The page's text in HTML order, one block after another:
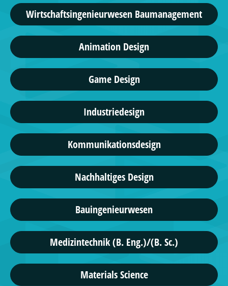
Wirtschaftsingenieurwesen Baumanagement
Animation Design
Game Design
Industriedesign
Kommunikationsdesign
Nachhaltiges Design
Bauingenieurwesen
Medizintechnik (B. Eng.)/(B. Sc.)
Materials Science